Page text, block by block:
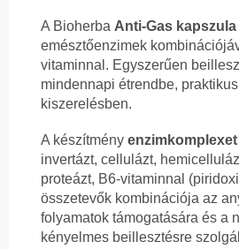
A Bioherba Anti-Gas kapszula
emésztőenzimek
vitaminnal. Egyszerűen
mindennapi étrendbe,
kiszerelésben.
A készítmény enzimkomplexet
invertázt, cellulázt,
proteázt, B6-vitaminnal
összetevők kombinációja az
folyamatok támogatására és a
kényelmes beillesztésre